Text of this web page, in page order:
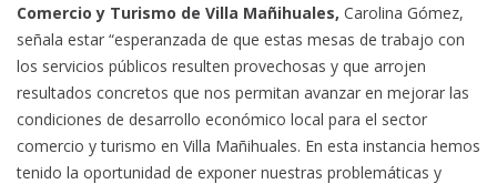
Comercio y Turismo de Villa Mañihuales, Carolina Gómez,
señala estar “esperanzada de que estas mesas de trabajo con
los servicios públicos resulten provechosas y que arrojen
resultados concretos que nos permitan avanzar en mejorar las
condiciones de desarrollo económico local para el sector
comercio y turismo en Villa Mañihuales. En esta instancia hemos
tenido la oportunidad de exponer nuestras problemáticas y